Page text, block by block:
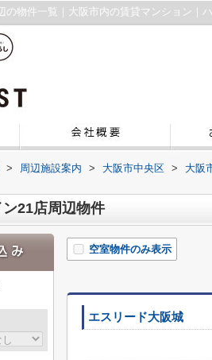
の物件一覧｜大阪市内の賃貸マンション｜
> 周辺施設案内 > 大阪市中央区 >
大阪
21店周辺物件
空室物件のみ表示
エスリード大阪城